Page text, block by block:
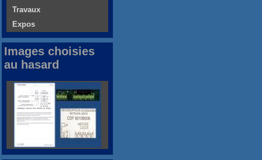
Travaux
Expos
Images choisies
au hasard